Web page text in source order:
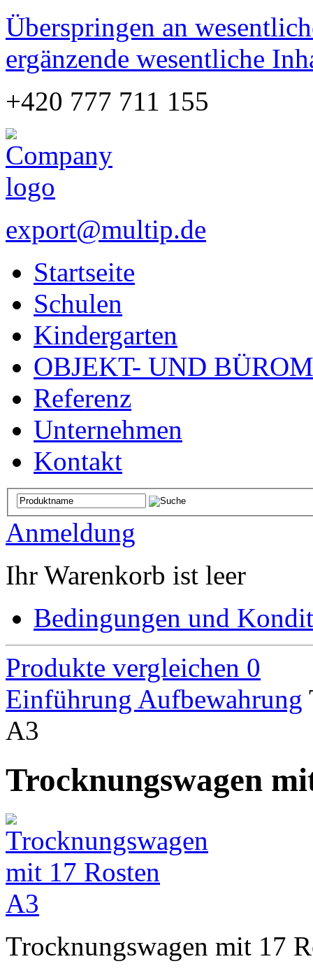
Überspringen an
ergänzende wesentliche
+420 777 711 155
export@multip.de
Startseite
Schulen
Kindergarten
OBJEKT- UND
Referenz
Unternehmen
Kontakt
Anmeldung
Ihr Warenkorb ist leer
Bedingungen und
Produkte vergleichen 0
Einführung Aufbewahrung
A3
Trocknungswagen
Trocknungswagen mit 17